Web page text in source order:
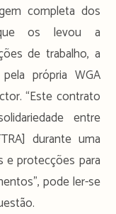
completa dos
os levou a
de trabalho, a
própria WGA
“Este contrato
entre
durante uma
e protecções para
pode ler-se